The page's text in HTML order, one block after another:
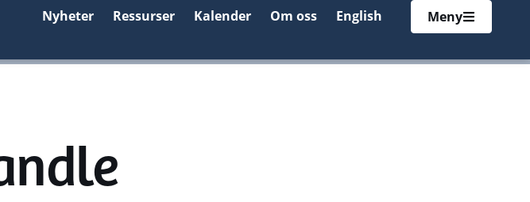
Nyheter Ressurser Kalender Om oss English Meny